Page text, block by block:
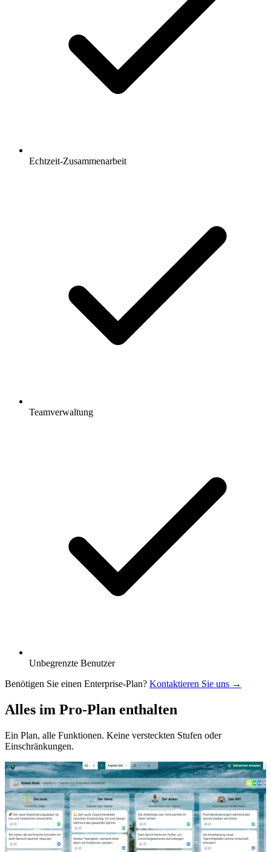
Echtzeit-Zusammenarbeit
Teamverwaltung
Unbegrenzte Benutzer
Benötigen Sie einen Enterprise-Plan? Kontaktieren Sie uns →
Alles im Pro-Plan enthalten
Ein Plan, alle Funktionen. Keine versteckten Stufen oder
Einschränkungen.